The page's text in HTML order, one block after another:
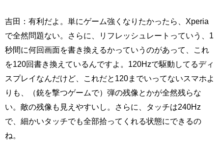
吉田：有利だよ。単にゲーム強くなりたかったら、Xperia
で全然問題ない。さらに、リフレッシュレートっていう、1
秒間に何回画面を書き換えるかっていうのがあって、これ
を120回書き換えているんですよ。120Hzで駆動してるディ
スプレイなんだけど、これだと120までいってないスマホよ
りも、（銃を撃つゲームで）弾の残像とかが全然残らな
い。敵の残像も見えやすいし。さらに、タッチは240Hz
で、細かいタッチでも全部拾ってくれる状態にできるの
ね。